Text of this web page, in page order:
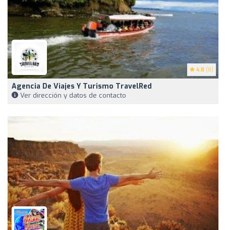
4.8 (8)
Agencia De Viajes Y Turismo TravelRed
Ver dirección y datos de contacto